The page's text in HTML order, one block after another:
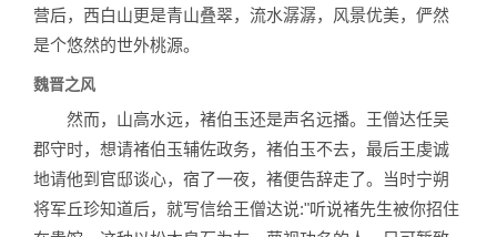
营后，西白山更是青山叠翠，流水潺潺，风景优美，俨然
是个悠然的世外桃源。
魏晋之风
然而，山高水远，褚伯玉还是声名远播。王僧达任吴
郡守时，想请褚伯玉辅佐政务，褚伯玉不去，最后王虔诚
地请他到官邸谈心，宿了一夜，褚便告辞走了。当时宁朔
将军丘珍知道后，就写信给王僧达说:"听说褚先生被你招住